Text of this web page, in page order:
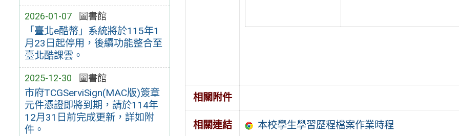
2026-01-07 圖書館
「臺北e酷幣」系統將於115年1
月23日起停用，後續功能整合至
臺北酷課雲。
2025-12-30 圖書館
市府TCGServiSign(MAC版)簽章
元件憑證即將到期，請於114年
12月31日前完成更新，詳如附
件。
相關附件
相關連結 本校學生學習歷程檔案作業時程